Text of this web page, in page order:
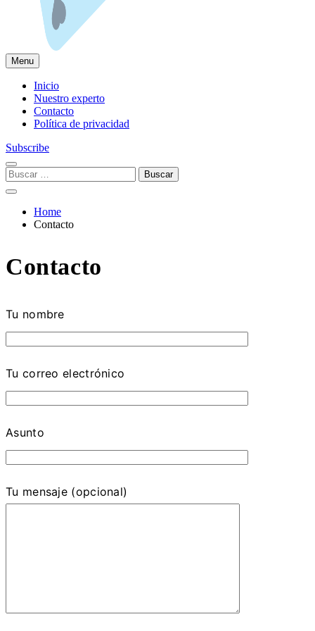
Menu
Inicio
Nuestro experto
Contacto
Política de privacidad
Subscribe
Buscar:
Home
Contacto
Contacto
Tu nombre
Tu correo electrónico
Asunto
Tu mensaje (opcional)